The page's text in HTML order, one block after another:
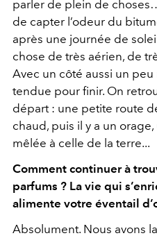
parler de plein de
de capter l’odeur du
après une journée de
chose de très aérien, de
Avec un côté aussi un
tendue pour finir. On
départ : une petite route
chaud, puis il y a un
mêlée à celle de la terre...
Comment continuer à
parfums ? La vie qui
alimente votre éventail
Absolument. Nous avons